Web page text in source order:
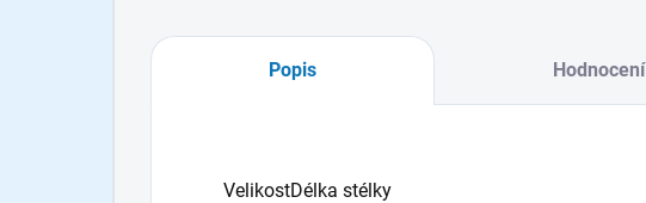
Popis Hodnocení
VelikostDélka stélky